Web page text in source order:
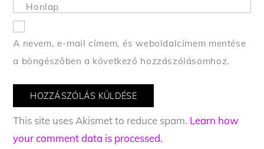
Honlap
A nevem, e-mail címem, és weboldalcímem mentése
a böngészőben a következő hozzászólásomhoz.
This site uses Akismet to reduce spam. Learn how
your comment data is processed.